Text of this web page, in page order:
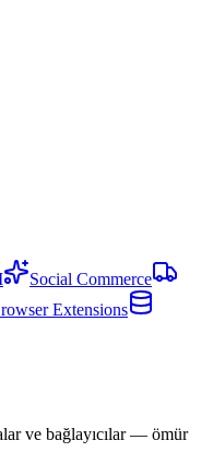
Social Commerce
Extensions
ve bağlayıcılar — ömür